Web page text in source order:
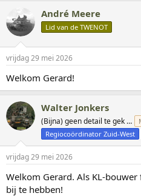
d
e
n
e
n
André Meere
Lid van de TWENOT
vrijdag 29 mei 2026
Welkom Gerard!
Walter Jonkers
(Bijna) geen detail te gek …
Regiocoördinator Zuid-West
vrijdag 29 mei 2026
Welkom Gerard. Als KL-
bij te hebben!